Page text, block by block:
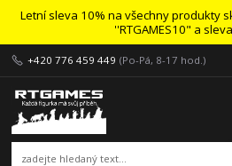
Letní sleva 10% na všechny produkty
''RTGAMES10" a
+420 776 459 449 (Po-Pá, 8-17 hod.)